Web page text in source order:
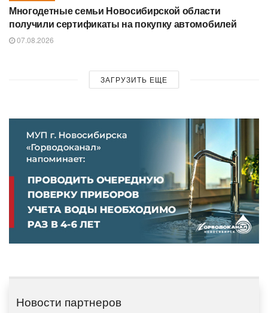
Многодетные семьи Новосибирской области
получили сертификаты на покупку автомобилей
07.08.2026
ЗАГРУЗИТЬ ЕЩЕ
Новости партнеров